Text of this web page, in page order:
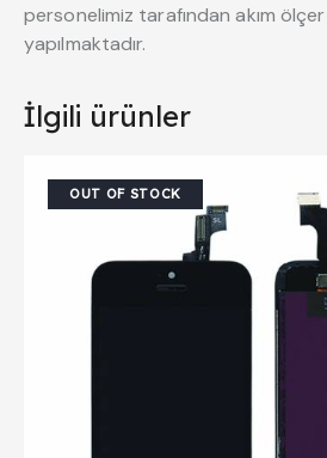
personelimiz tarafından akım
yapılmaktadır.
İlgili ürünler
OUT OF STOCK